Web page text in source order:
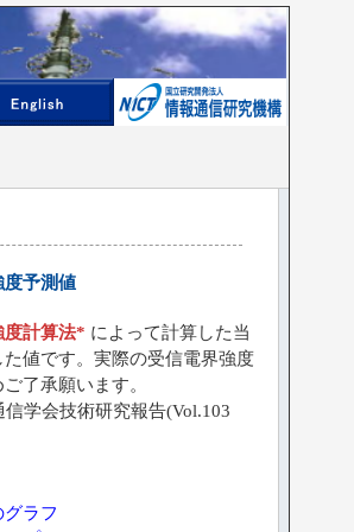
度予測値
度計算法* によって計算した当
値です。実際の受信電界強度
了承願います。
信学会技術研究報告(Vol.103
ラフ